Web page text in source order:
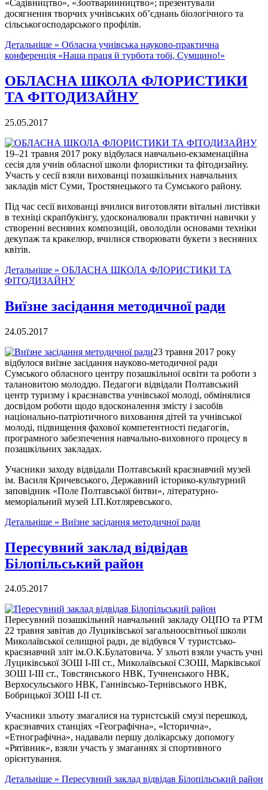
«Садівництво», «Зоотваринництво»; презентували
досягнення творчих учнівських об’єднань біологічного та
сільськогосподарського профілів.
Детальніше » Обласна учнівська науково-практична
конференція «Наша праця й турбота тобі, Сумщино!»
ОБЛАСНА ШКОЛА ФЛОРИСТИКИ
ТА ФІТОДИЗАЙНУ
25.05.2017
19–21 травня 2017 року відбулася навчально-екзаменаційна
сесія для учнів обласної школи флористики та фітодизайну.
Участь у сесії взяли вихованці позашкільних навчальних
закладів міст Суми, Тростянецького та Сумського району.
Під час сесії вихованці вчилися виготовляти вітальні листівки
в техніці скрапбукінгу, удосконалювали практичні навички у
створенні весняних композицій, оволоділи основами техніки
декупаж та кракелюр, вчилися створювати букети з весняних
квітів.
Детальніше » ОБЛАСНА ШКОЛА ФЛОРИСТИКИ ТА
ФІТОДИЗАЙНУ
Виїзне засідання методичної ради
24.05.2017
23 травня 2017 року
відбулося виїзне засідання науково-методичної ради
Сумського обласного центру позашкільної освіти та роботи з
талановитою молоддю. Педагоги відвідали Полтавський
центр туризму і краєзнавства учнівської молоді, обмінялися
досвідом роботи щодо вдосконалення змісту і засобів
національно-патріотичного виховання дітей та учнівської
молоді, підвищення фахової компетентності педагогів,
програмного забезпечення навчально-виховного процесу в
позашкільних закладах.
Учасники заходу відвідали Полтавський краєзнавчий музей
ім. Василя Кричевського, Державний історико-культурний
заповідник «Поле Полтавської битви», літературно-
меморіальний музей І.П.Котляревського.
Детальніше » Виїзне засідання методичної ради
Пересувний заклад відвідав
Білопільський район
24.05.2017
Пересувний позашкільний навчальний закладу ОЦПО та РТМ
22 травня завітав до Луциківської загальноосвітньої школи
Миколаївської селищної ради, де відбувся V туристсько-
краєзнавчий зліт ім.О.К.Булатовича. У зльоті взяли участь учні
Луциківської ЗОШ І-ІІІ ст., Миколаївської СЗОШ, Марківської
ЗОШ І-ІІІ ст., Товстянського НВК, Тучненського НВК,
Верхосульського НВК, Ганнівсько-Тернівського НВК,
Бобрицької ЗОШ І-ІІ ст.
Учасники зльоту змагалися на туристській смузі перешкод,
краєзнавчих станціях «Географічна», «Історична»,
«Етнографічна», надавали першу долікарську допомогу
«Рятівник», взяли участь у змаганнях зі спортивного
орієнтування.
Детальніше » Пересувний заклад відвідав Білопільський район